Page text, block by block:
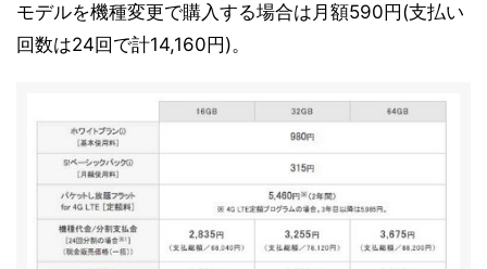
モデルを機種変更で購入する場合は月額590円(支払い
回数は24回で計14,160円)。